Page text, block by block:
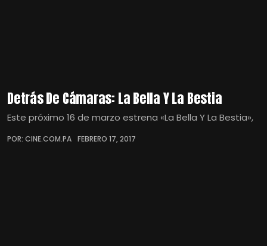
Detrás De Cámaras: La Bella Y La Bestia
Este próximo 16 de marzo estrena «La Bella Y La Bestia»,
POR: CINE.COM.PA FEBRERO 17, 2017